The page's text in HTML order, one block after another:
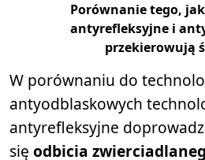
Porównanie tego,
antyrefleksyjne i
przekierowują
W porównaniu do
antyodblaskowych
antyrefleksyjne
się odbicia